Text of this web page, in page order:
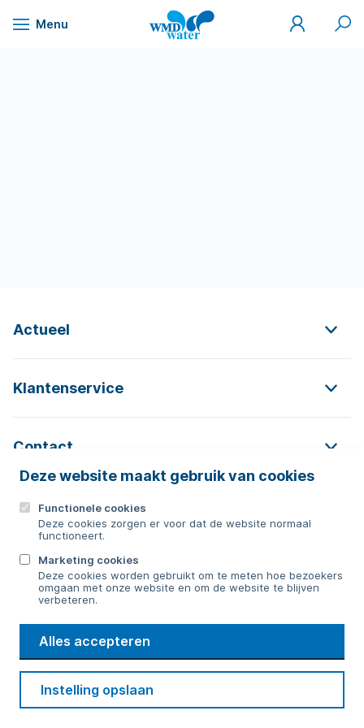
Naar
Deze website maakt gebruik van cookies
Functionele cookies
Deze cookies zorgen er voor dat de website normaal
functioneert.
Marketing cookies
Deze cookies worden gebruikt om te meten hoe bezoekers
omgaan met onze website en om de website te blijven
verbeteren.
Alles accepteren
Instelling opslaan
Menu
WMD
Drinkwater
Mijn
WMD
Zoek
Actueel
Klantenservice
Contact
Contact
Bericht sturen
WMD
Drinkwater
Cookie voorkeuren
Privacy Disclaimer